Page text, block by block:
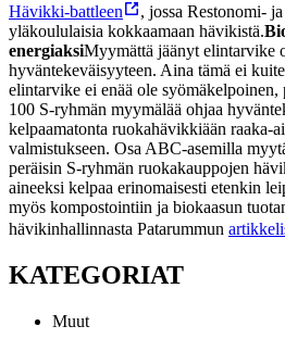
Hävikki-battleen
, jossa Restonomi-
yläkoululaisia kokkaamaan hävikistä.
energiaksiMyymättä jäänyt elintarvike
hyväntekeväisyyteen. Aina tämä ei
elintarvike ei enää ole
100 S-ryhmän myymälää ohjaa
kelpaamatonta ruokahävikkiään raaka-
valmistukseen. Osa ABC-asemilla
peräisin S-ryhmän ruokakauppojen
aineeksi kelpaa erinomaisesti etenkin
myös kompostointiin ja biokaasun
hävikinhallinnasta Patarummun
KATEGORIAT
Muut